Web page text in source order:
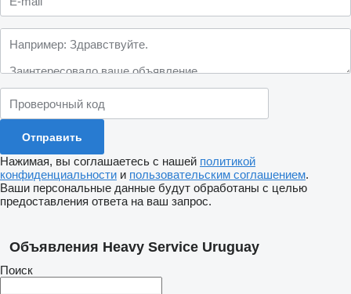
Нажимая, вы соглашаетесь с нашей политикой
конфиденциальности и пользовательским соглашением.
Ваши персональные данные будут обработаны с целью
предоставления ответа на ваш запрос.
Объявления Heavy Service Uruguay
Поиск